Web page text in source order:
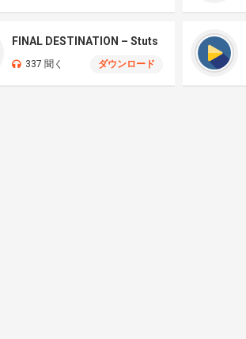
FINAL DESTINATION – Stuts
337 聞く ダウンロード